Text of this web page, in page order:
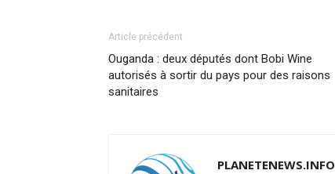
Article précédent
Ouganda : deux députés dont Bobi Wine
autorisés à sortir du pays pour des raisons
sanitaires
PLANETENEWS.INFO